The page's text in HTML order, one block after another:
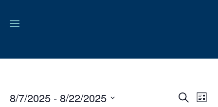
Buscar
Lista
8/7/2025 - 8/22/2025